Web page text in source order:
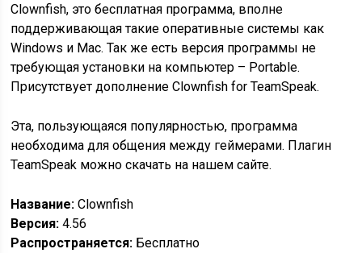
Clownfish, это бесплатная программа, вполне
поддерживающая такие оперативные системы как
Windows и Mac. Так же есть версия программы не
требующая установки на компьютер – Portable.
Присутствует дополнение Clownfish for TeamSpeak.
Эта, пользующаяся популярностью, программа
необходима для общения между геймерами. Плагин
TeamSpeak можно скачать на нашем сайте.
Название: Clownfish
Версия: 4.56
Распространяется: Бесплатно